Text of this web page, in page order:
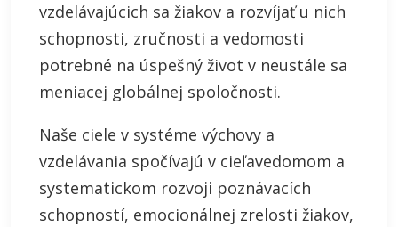
vzdelávajúcich sa žiakov a rozvíjať u nich
schopnosti, zručnosti a vedomosti
potrebné na úspešný život v neustále sa
meniacej globálnej spoločnosti.
Naše ciele v systéme výchovy a
vzdelávania spočívajú v cieľavedomom a
systematickom rozvoji poznávacích
schopností, emocionálnej zrelosti žiakov,